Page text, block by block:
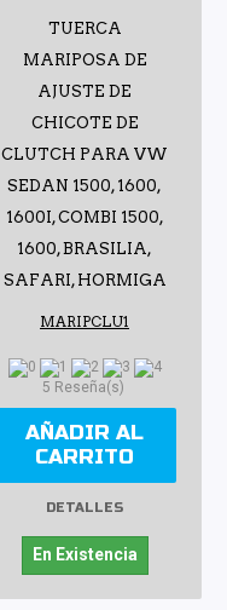
TUERCA
MARIPOSA DE
AJUSTE DE
CHICOTE DE
CLUTCH PARA VW
SEDAN 1500, 1600,
1600I, COMBI 1500,
1600, BRASILIA,
SAFARI, HORMIGA
MARIPCLU1
5 Reseña(s)
AÑADIR AL
CARRITO
DETALLES
En Existencia